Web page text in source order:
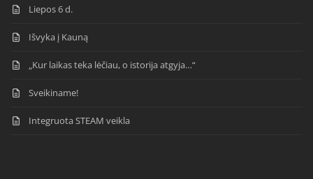
Liepos 6 d.
Išvyka į Kauną
„Kur laikas teka lėčiau, o istorija atgyja…“
Sveikiname!
Integruota STEAM veikla